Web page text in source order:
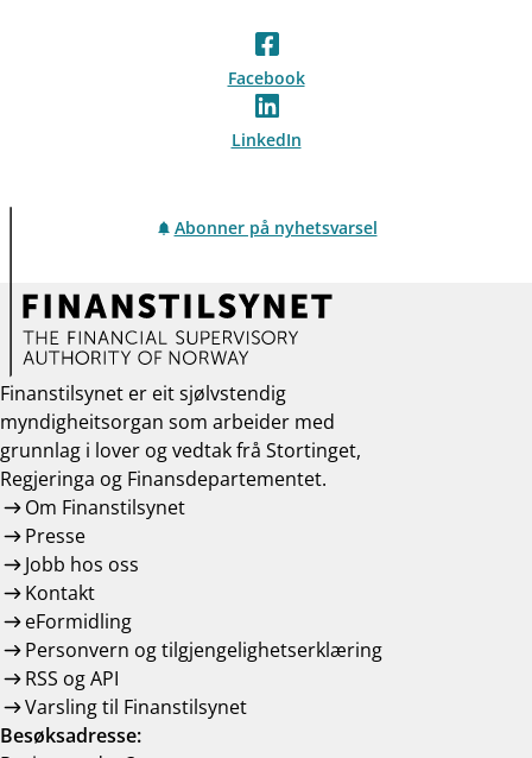
Facebook
LinkedIn
Abonner på nyhetsvarsel
Finanstilsynet er eit sjølvstendig
myndigheitsorgan som arbeider med
grunnlag i lover og vedtak frå Stortinget,
Regjeringa og Finansdepartementet.
Om Finanstilsynet
Presse
Jobb hos oss
Kontakt
eFormidling
Personvern og tilgjengelighetserklæring
RSS og API
Varsling til Finanstilsynet
Besøksadresse: